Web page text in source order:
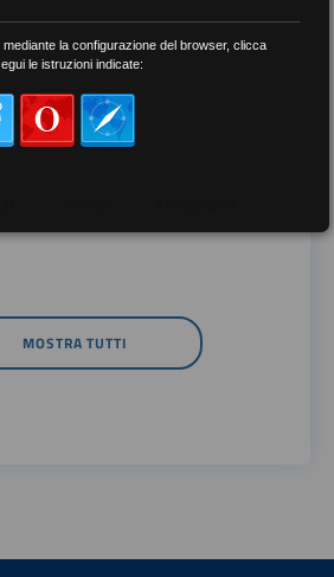
MOSTRA TUTTI
la configurazione del browser, clicca
le istruzioni indicate: